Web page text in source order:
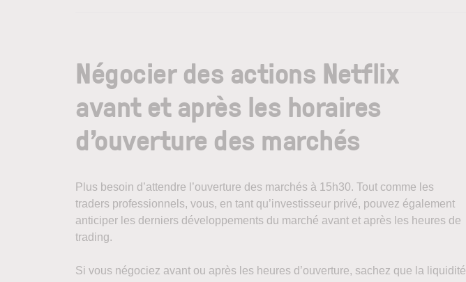
Négocier des actions Netflix
avant et après les horaires
d’ouverture des marchés
Plus besoin d’attendre l’ouverture des marchés à 15h30. Tout comme les
traders professionnels, vous, en tant qu’investisseur privé, pouvez également
anticiper les derniers développements du marché avant et après les heures de
trading.
Si vous négociez avant ou après les heures d’ouverture, sachez que la liquidité